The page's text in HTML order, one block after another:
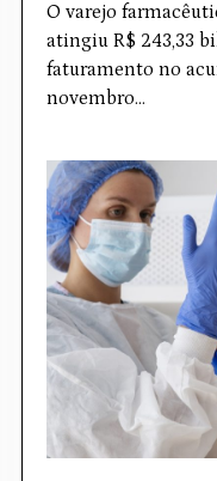
O varejo
atingiu R$ 243,33
faturamento no
novembro…